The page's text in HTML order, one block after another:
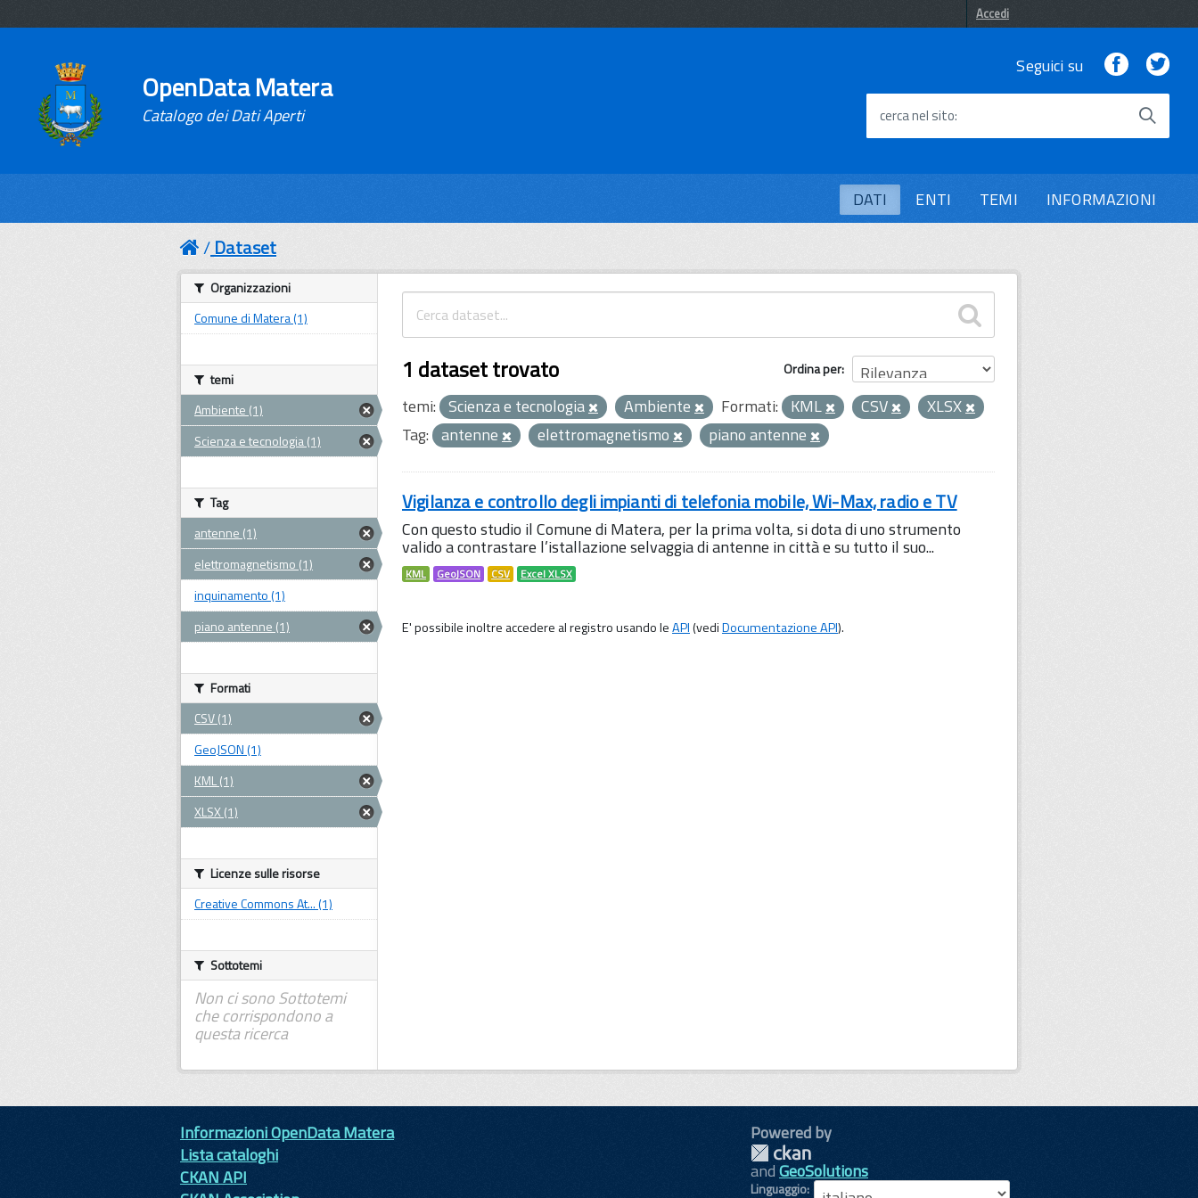
Accedi
OpenData Matera
Catalogo dei Dati Aperti
Seguici su Facebook
cerca nel sito
DATI ENTI TEMI INFORMAZIONI
Dataset
Ordina per
1 dataset trovato
temi: Scienza e tecnologia Ambiente Formati: KML CSV
XLSX
Tag: antenne elettromagnetismo piano antenne
Vigilanza e controllo degli impianti di telefonia mobile, Wi-Max, radio e TV
Con questo studio il Comune di Matera, per la prima volta, si dota di uno strumento
valido a contrastare l’istallazione selvaggia di antenne in città e su tutto il suo...
KML GeoJSON CSV Excel XLSX
E' possibile inoltre accedere al registro usando leAPI(vediDocumentazione API).
Organizzazioni
Comune di Matera (1)
temi
Ambiente (1)
Scienza e tecnologia (1)
Tag
antenne (1)
elettromagnetismo (1)
inquinamento (1)
piano antenne (1)
Formati
CSV (1)
GeoJSON (1)
KML (1)
XLSX (1)
Licenze sulle risorse
Creative Commons At... (1)
Sottotemi
Non ci sono Sottotemi
che corrispondono a
questa ricerca
Informazioni OpenData Matera
Lista cataloghi
CKAN API
Powered by
andGeoSolutions
Linguaggio